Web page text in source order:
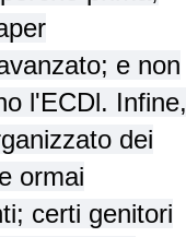
e non
l'ECDl. Infine,
dei
ormai
certi genitori